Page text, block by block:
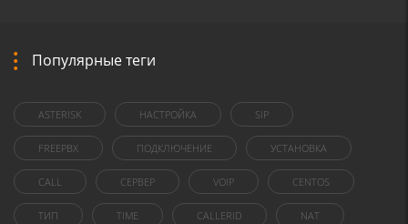
Популярные теги
ASTERISK НАСТРОЙКА SIP
FREEPBX ПОДКЛЮЧЕНИЕ УСТАНОВКА
CALL СЕРВЕР VOIP CENTOS
ТИП TIME CALLERID NAT